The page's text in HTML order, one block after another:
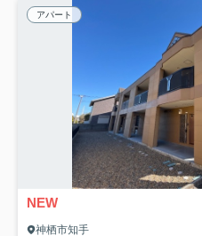
アパート
NEW
神栖市知手